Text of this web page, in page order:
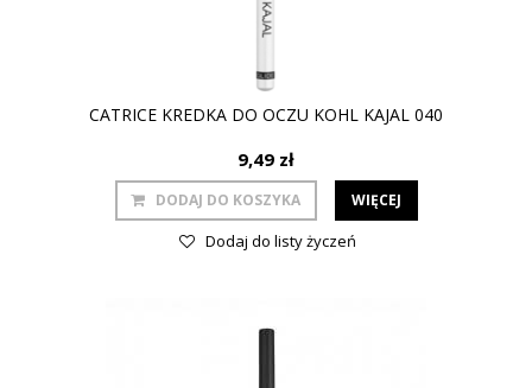
CATRICE KREDKA DO OCZU KOHL KAJAL 040
9,49 zł
DODAJ DO KOSZYKA WIĘCEJ
Dodaj do listy życzeń